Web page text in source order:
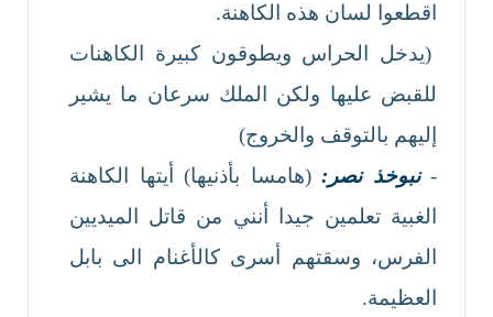
اقطعوا لسان هذه الكاهنة.
(يدخل الحراس ويطوقون كبيرة الكاهنات
للقبض عليها ولكن الملك سرعان ما يشير
إليهم بالتوقف والخروج)
-نبوخذ نصر: (هامسا بأذنيها) أيتها الكاهنة
الغبية تعلمين جيدا أنني من قاتل الميديين
الفرس، وسقتهم أسرى كالأغنام الى بابل
العظيمة.